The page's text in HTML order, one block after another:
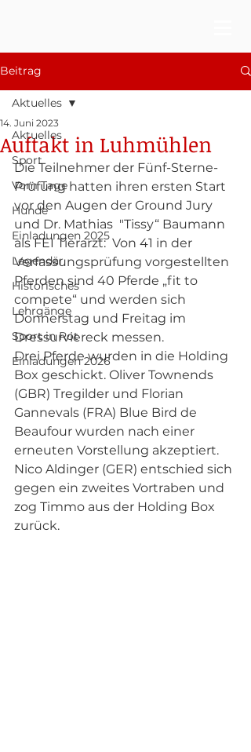
Beitrag
Aktuelles
Sport
Vom Tage
Hunde
Einladungen 2025
Legendär
Historisches
Lehrgänge
Sport in Rot
Einladungen 2026
Aktuelles
Auftakt in Luhmühlen
14. Juni 2023
Die Teilnehmer der Fünf-Sterne-
Prüfung hatten ihren ersten Start
vor den Augen der Ground Jury
und Dr. Mathias  "Tissy“ Baumann
als FEI Tierarzt:  Von 41 in der
Verfassungsprüfung vorgestellten
Pferden sind 40 Pferde „fit to
compete“ und werden sich
Donnerstag und Freitag im
Dressurviereck messen.
Drei Pferde wurden in die Holding
Box geschickt. Oliver Townends
(GBR) Tregilder und Florian
Gannevals (FRA) Blue Bird de
Beaufour wurden nach einer
erneuten Vorstellung akzeptiert.
Nico Aldinger (GER) entschied sich
gegen ein zweites Vortraben und
zog Timmo aus der Holding Box
zurück.